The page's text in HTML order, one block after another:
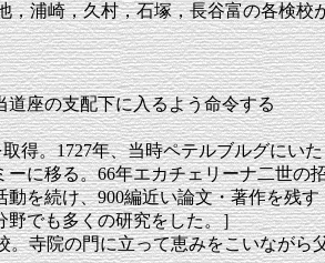
，浦崎，久村，石塚，長谷富の各検校
座の支配下に入るよう命令する
。1727年、当時ペテルブルグにい
に移る。66年エカチェリーナ二世の
を続け、900編近い論文・著作を残
野でも多くの研究をした。］
。寺院の門に立って恵みをこいながら